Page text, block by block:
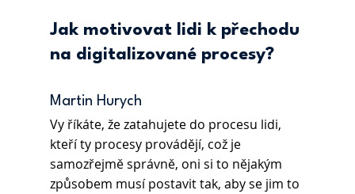
Jak motivovat lidi k přechodu
na digitalizované procesy?
Martin Hurych
Vy říkáte, že zatahujete do procesu lidi,
kteří ty procesy provádějí, což je
samozřejmě správně, oni si to nějakým
způsobem musí postavit tak, aby se jim to